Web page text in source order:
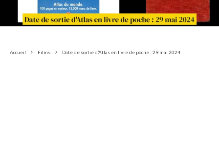
Accueil Films Date de sortie d’Atlas en livre de poche : 29 mai 2024